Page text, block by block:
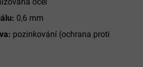
0,6 mm
pozinkování (ochrana proti